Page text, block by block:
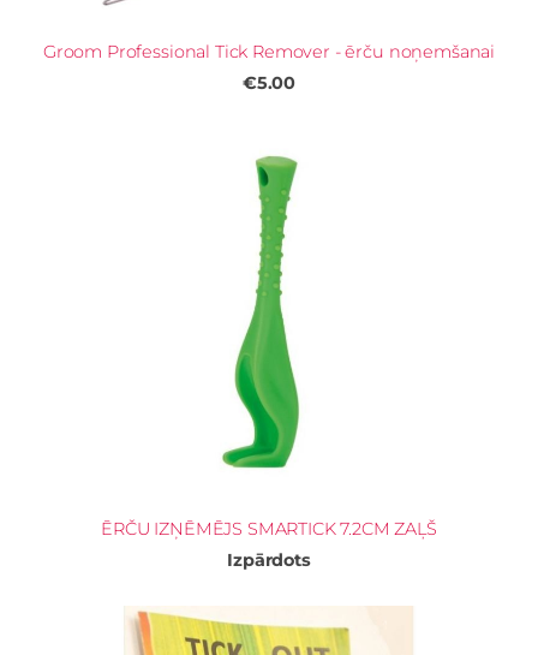
Groom Professional Tick Remover - ērču noņemšanai
€5.00
ĒRČU IZŅĒMĒJS SMARTICK 7.2CM ZAĻŠ
Izpārdots